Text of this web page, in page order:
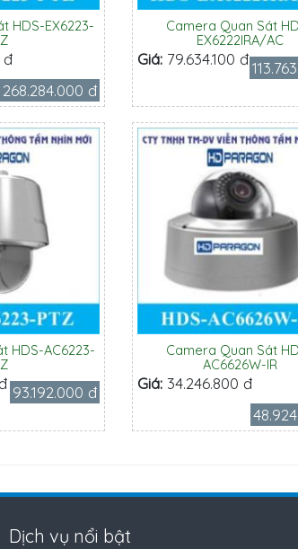
HDS-EX6223-
đ
268.284.000 đ
Camera Quan Sát
EX6222IRA/AC
Giá: 79.634.100 đ
HDS-AC6223-
93.192.000 đ
Camera Quan Sát
AC6626W-IR
Giá: 34.246.800 đ
Dịch vụ nổi bật